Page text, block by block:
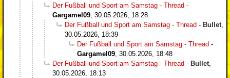
Der Fußball und Sport am Samstag - Thread -
Gargamel09 30.05.2026, 18:28
Der Fußball und Sport am Samstag - Thread - Bullet
30.05.2026, 18:39
Der Fußball und Sport am Samstag - Thread -
Gargamel09 30.05.2026, 18:48
Der Fußball und Sport am Samstag - Thread - Bullet
30.05.2026, 18:13